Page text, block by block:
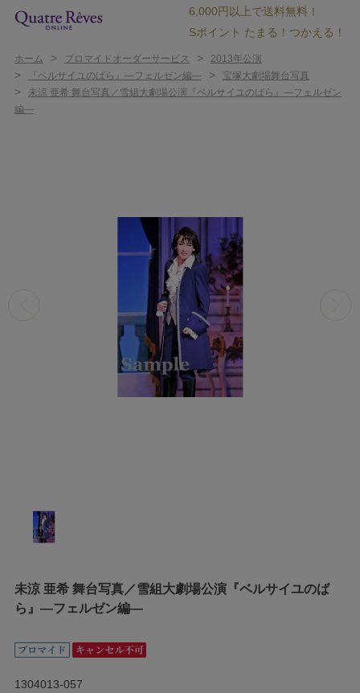
6,000円以上で送料無料！
Sポイント たまる！つかえる！
ホーム > ブロマイドオーダーサービス > 2013年公演
> 『ベルサイユのばら』―フェルゼン編― > 宝塚大劇場舞台写真
>
未涼 亜希 舞台写真／雪組大劇場公演『ベルサイユのばら』―フェルゼン
編―
未涼 亜希 舞台写真／雪組大劇場公演『ベルサイユのば
ら』―フェルゼン編―
1304013-057